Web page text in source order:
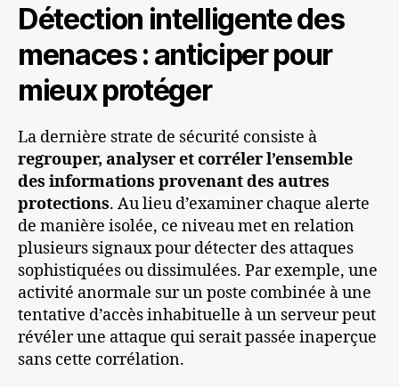
Détection intelligente des
menaces : anticiper pour
mieux protéger
La dernière strate de sécurité consiste à
regrouper, analyser et corréler l’ensemble
des informations provenant des autres
protections. Au lieu d’examiner chaque alerte
de manière isolée, ce niveau met en relation
plusieurs signaux pour détecter des attaques
sophistiquées ou dissimulées. Par exemple, une
activité anormale sur un poste combinée à une
tentative d’accès inhabituelle à un serveur peut
révéler une attaque qui serait passée inaperçue
sans cette corrélation.